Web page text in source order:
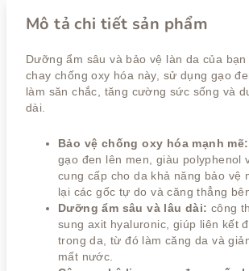
Mô tả chi tiết sản phẩm
Dưỡng ẩm sâu và bảo vệ làn da của
chay chống oxy hóa này, sử dụng gạo
làm săn chắc, tăng cường sức sống và
dài.
Bảo vệ chống oxy hóa mạnh mẽ:
gạo đen lên men, giàu polyphenol
cung cấp cho da khả năng bảo vệ
lại các gốc tự do và căng thẳng
Dưỡng ẩm sâu và lâu dài: công
sung axit hyaluronic, giúp liên kết
trong da, từ đó làm căng da và
mất nước.